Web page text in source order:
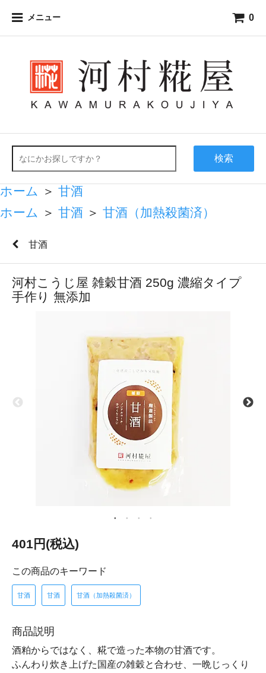
メニュー 0
検索
ホーム ＞ 甘酒
ホーム
＞ 甘酒 ＞ 甘酒（加熱殺菌済）
甘酒
河村こうじ屋 雑穀甘酒 250g 濃縮タイプ
手作り 無添加
401円(税込)
この商品のキーワード
甘酒 甘酒 甘酒（加熱殺菌済）
商品説明
酒粕からではなく、糀で造った本物の甘酒です。
ふんわり炊き上げた国産の雑穀と合わせ、一晩じっくり